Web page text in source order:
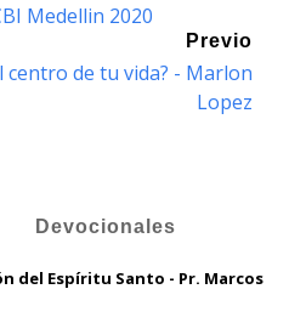
Medellin 2020
Previo
centro de tu vida? - Marlon
Lopez
Devocionales
del Espíritu Santo - Pr. Marcos